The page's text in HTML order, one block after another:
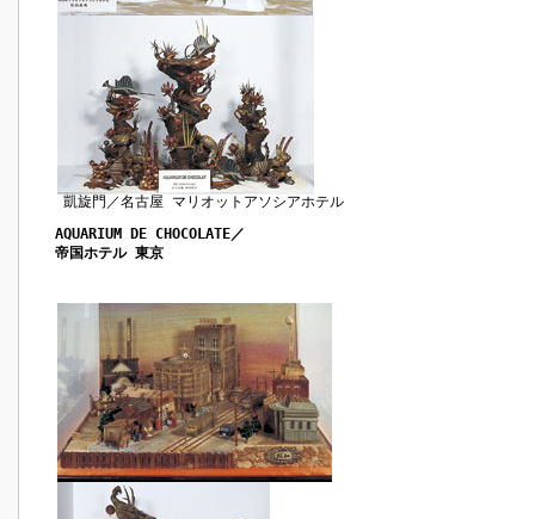
凱旋門／名古屋 マリオットアソシアホテル
AQUARIUM DE CHOCOLATE／
帝国ホテル 東京